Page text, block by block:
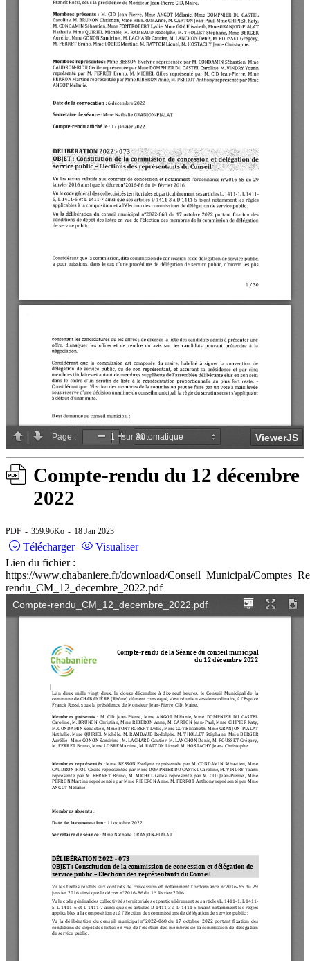
Compte-rendu du 12 décembre
2022
PDF 359.96Ko 18 Jan 2023
Télécharger
Visualiser
Lien du fichier :
https://www.chabaniere.fr/download/Conseil_Municipal/
rendu_CM_12_decembre_2022.pdf